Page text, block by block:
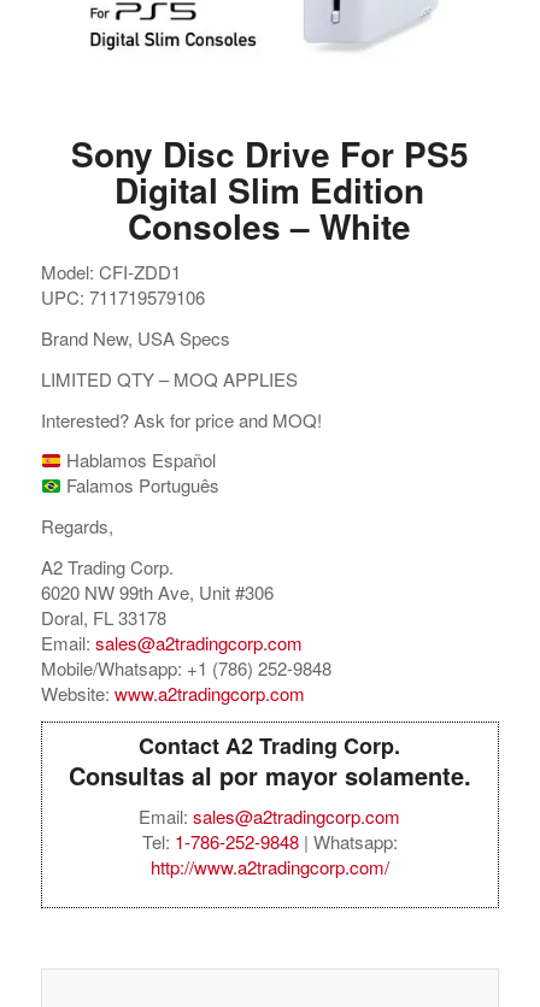
Sony Disc Drive For PS5
Digital Slim Edition
Consoles – White
Model: CFI-ZDD1
UPC: 711719579106
Brand New, USA Specs
LIMITED QTY – MOQ APPLIES
Interested? Ask for price and MOQ!
Hablamos Español
Falamos Português
Regards,
A2 Trading Corp.
6020 NW 99th Ave, Unit #306
Doral, FL 33178
Email: sales@a2tradingcorp.com
Mobile/Whatsapp: +1 (786) 252-9848
Website: www.a2tradingcorp.com
Contact A2 Trading Corp.
Consultas al por mayor solamente.
Email:sales@a2tradingcorp.com
Tel: 1-786-252-9848| Whatsapp:
http://www.a2tradingcorp.com/